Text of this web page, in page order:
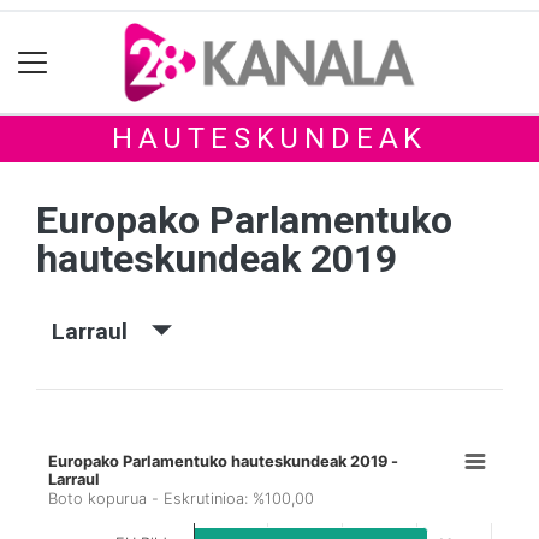
HAUTESKUNDEAK
Europako Parlamentuko
hauteskundeak 2019
Larraul
Europako Parlamentuko hauteskundeak 2019 -
Larraul
Boto kopurua - Eskrutinioa: %100,00